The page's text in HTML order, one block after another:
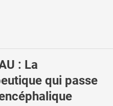
: La
qui passe